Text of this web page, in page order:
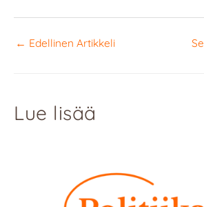
← Edellinen Artikkeli
Lue lisää